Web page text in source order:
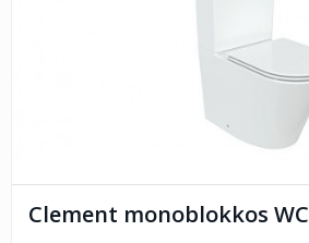
Clement monoblokkos WC